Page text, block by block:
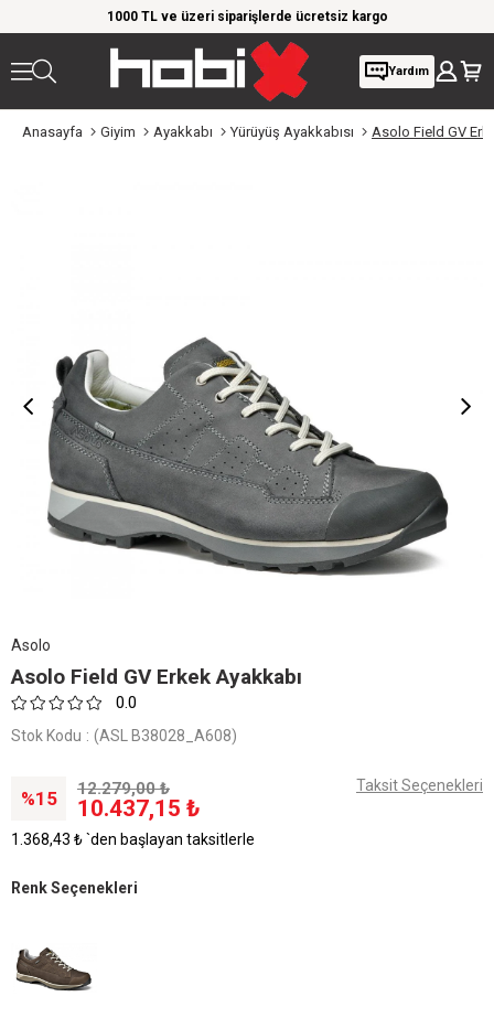
1000 TL ve üzeri siparişlerde ücretsiz kargo
Yardım
Anasayfa Giyim Ayakkabı Yürüyüş Ayakkabısı Asolo Field GV
Asolo
Asolo Field GV Erkek Ayakkabı
0.0
Stok Kodu (ASL B38028_A608)
15 12.279,00 ₺
10.437,15 ₺
Taksit Seçenekleri
1.368,43 ₺`den başlayan taksitlerle
Renk Seçenekleri